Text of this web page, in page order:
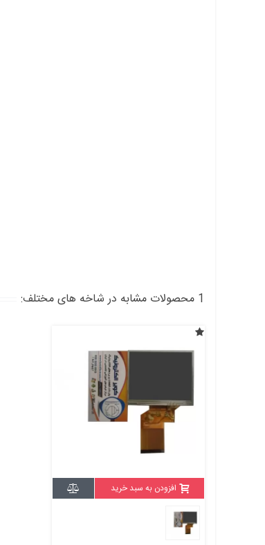
1 محصولات مشابه در شاخه های مختلف:
افزودن به سبد خرید